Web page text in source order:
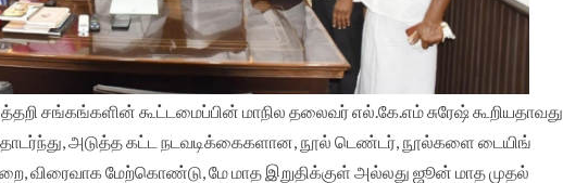
சங்கங்களின் கூட்டமைப்பின் மாநில தலைவர் எல்.கே.எம் சுரேஷ் கூறியதாவது,
அடுத்த கட்ட நடவடிக்கைகளான, நூல் டெண்டர், நூல்களை டையிங்
விரைவாக மேற்கொண்டு, மே மாத இறுதிக்குள் அல்லது ஜூன் மாத முதல்